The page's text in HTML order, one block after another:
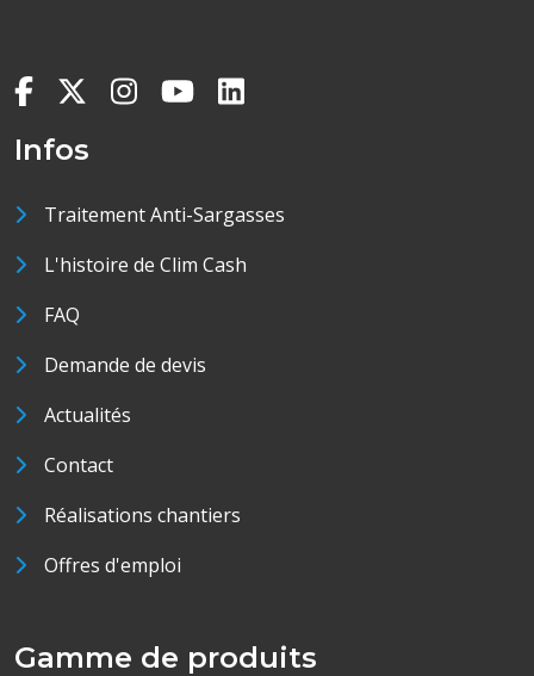
Infos
Traitement Anti-Sargasses
L'histoire de Clim Cash
FAQ
Demande de devis
Actualités
Contact
Réalisations chantiers
Offres d'emploi
Gamme de produits